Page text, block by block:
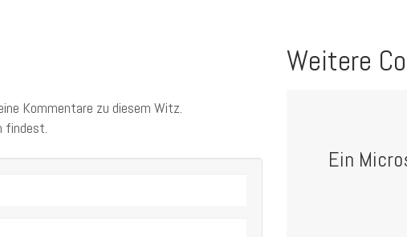
Kommentare zu diesem Witz.
findest.
Weitere
Ein